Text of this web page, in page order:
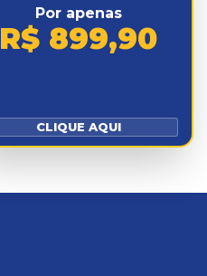
Por apenas
R$ 899,90
CLIQUE AQUI